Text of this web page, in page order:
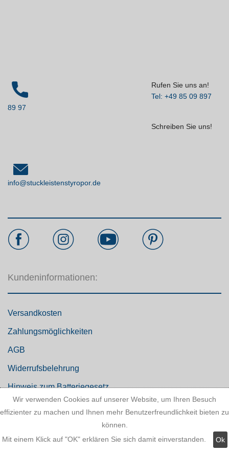
Rufen Sie uns an!
Tel: +49 85 09 897
89 97
Schreiben Sie uns!
info@stuckleistenstyropor.de
Kundeninformationen:
Versandkosten
Zahlungsmöglichkeiten
AGB
Widerrufsbelehrung
Hinweis zum Batteriegesetz
Wir verwenden Cookies auf unserer Website, um Ihren Besuch
effizienter zu machen und Ihnen mehr Benutzerfreundlichkeit bieten zu
können.
Mit einem Klick auf "OK" erklären Sie sich damit einverstanden.
Ok